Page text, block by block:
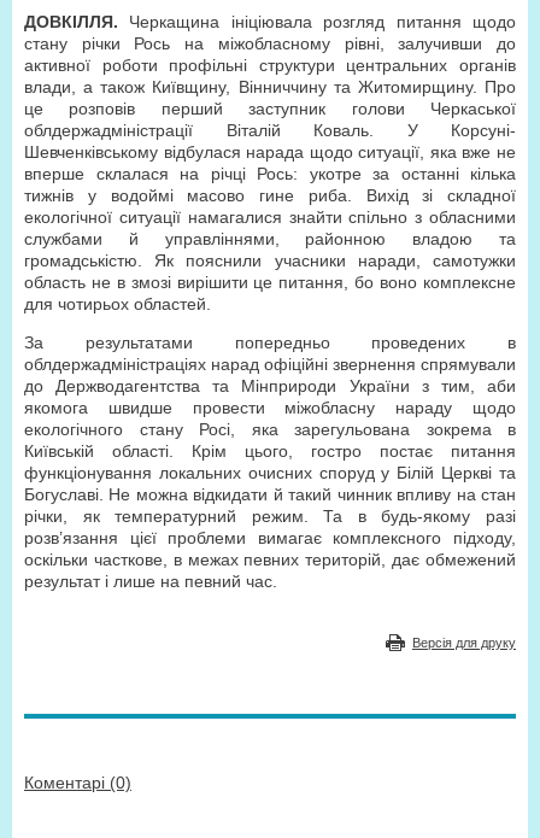
ДОВКІЛЛЯ. Черкащина ініціювала розгляд питання щодо
стану річки Рось на міжобласному рівні, залучивши до
активної роботи профільні структури центральних органів
влади, а також Київщину, Вінниччину та Житомирщину. Про
це розповів перший заступник голови Черкаської
облдержадміністрації Віталій Коваль. У Корсуні-
Шевченківському відбулася нарада щодо ситуації, яка вже не
вперше склалася на річці Рось: укотре за останні кілька
тижнів у водоймі масово гине риба. Вихід зі складної
екологічної ситуації намагалися знайти спільно з обласними
службами й управліннями, районною владою та
громадськістю. Як пояснили учасники наради, самотужки
область не в змозі вирішити це питання, бо воно комплексне
для чотирьох областей.
За результатами попередньо проведених в
облдержадміністраціях нарад офіційні звернення спрямували
до Держводагентства та Мінприроди України з тим, аби
якомога швидше провести міжобласну нараду щодо
екологічного стану Росі, яка зарегульована зокрема в
Київській області. Крім цього, гостро постає питання
функціонування локальних очисних споруд у Білій Церкві та
Богуславі. Не можна відкидати й такий чинник впливу на стан
річки, як температурний режим. Та в будь-якому разі
розв’язання цієї проблеми вимагає комплексного підходу,
оскільки часткове, в межах певних територій, дає обмежений
результат і лише на певний час.
Версія для друку
Коментарі (0)